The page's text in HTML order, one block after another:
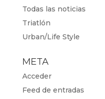
Todas las noticias
Triatlón
Urban/Life Style
META
Acceder
Feed de entradas